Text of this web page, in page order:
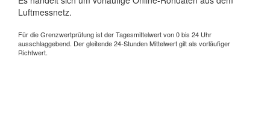
Luftmessnetz.
Für die Grenzwertprüfung ist der Tagesmittelwert von 0 bis 24 Uhr
ausschlaggebend. Der gleitende 24-Stunden Mittelwert gilt als vorläufiger
Richtwert.